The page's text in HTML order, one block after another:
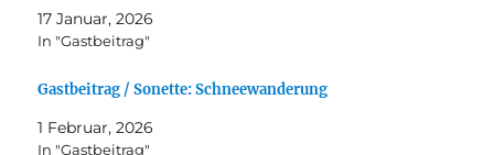
17 Januar, 2026
In "Gastbeitrag"
Gastbeitrag / Sonette: Schneewanderung
1 Februar, 2026
In "Gastbeitrag"